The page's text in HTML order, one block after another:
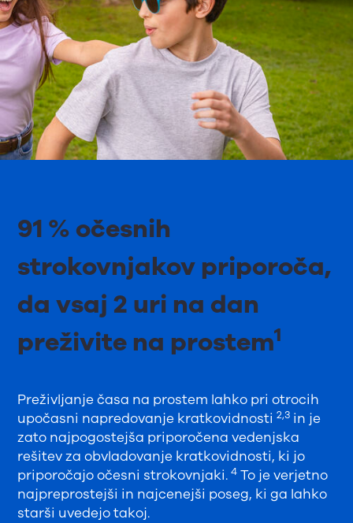
91 % očesnih
strokovnjakov priporoča,
da vsaj 2 uri na dan
preživite na prostem1
Preživljanje časa na prostem lahko pri otrocih
upočasni napredovanje kratkovidnosti2,3 in je
zato najpogostejša priporočena vedenjska
rešitev za obvladovanje kratkovidnosti, ki jo
priporočajo očesni strokovnjaki.4 To je verjetno
najpreprostejši in najcenejši poseg, ki ga lahko
starši uvedejo takoj.